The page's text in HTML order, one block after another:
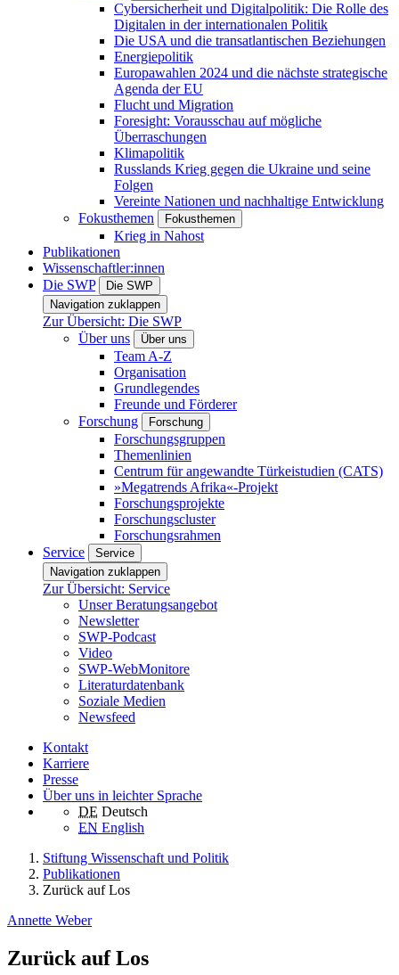
Cybersicherheit und Digitalpolitik: Die Rolle des
Digitalen in der internationalen Politik
Die USA und die transatlantischen Beziehungen
Energiepolitik
Europawahlen 2024 und die nächste strategische
Agenda der EU
Flucht und Migration
Foresight: Vorausschau auf mögliche
Überraschungen
Klimapolitik
Russlands Krieg gegen die Ukraine und seine
Folgen
Vereinte Nationen und nachhaltige Entwicklung
Fokusthemen
Fokusthemen
Krieg in Nahost
Publikationen
Wissenschaftler:innen
Die SWP
Die SWP
Navigation zuklappen
Zur Übersicht: Die SWP
Über uns
Über uns
Team A-Z
Organisation
Grundlegendes
Freunde und Förderer
Forschung
Forschung
Forschungsgruppen
Themenlinien
Centrum für angewandte Türkeistudien (CATS)
»Megatrends Afrika«-Projekt
Forschungsprojekte
Forschungscluster
Forschungsrahmen
Service
Service
Navigation zuklappen
Zur Übersicht: Service
Unser Beratungsangebot
Newsletter
SWP-Podcast
Video
SWP-WebMonitore
Literaturdatenbank
Soziale Medien
Newsfeed
Kontakt
Karriere
Presse
Über uns in leichter Sprache
DE Deutsch
EN English
Stiftung Wissenschaft und Politik
Publikationen
Zurück auf Los
Annette Weber
Zurück auf Los